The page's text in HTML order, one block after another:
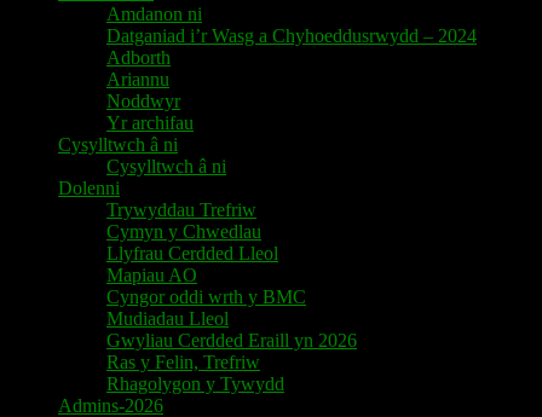
Amdanon ni
Datganiad i’r Wasg a Chyhoeddusrwydd – 2024
Adborth
Ariannu
Noddwyr
Yr archifau
Cysylltwch â ni
Cysylltwch â ni
Dolenni
Trywyddau Trefriw
Cymyn y Chwedlau
Llyfrau Cerdded Lleol
Mapiau AO
Cyngor oddi wrth y BMC
Mudiadau Lleol
Gwyliau Cerdded Eraill yn 2026
Ras y Felin, Trefriw
Rhagolygon y Tywydd
Admins-2026